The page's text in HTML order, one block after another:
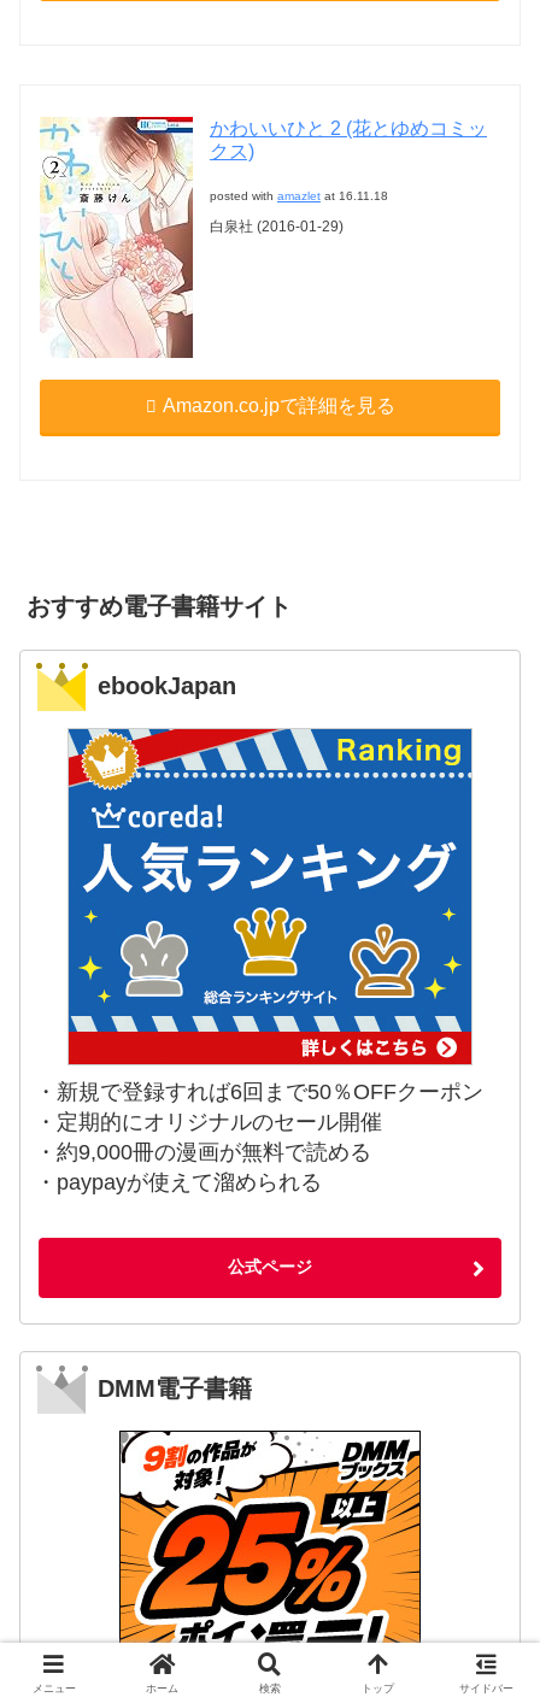
かわいいひと 2 (花とゆめコミッ
クス)
posted with amazlet at 16.11.18
白泉社 (2016-01-29)
Amazon.co.jpで詳細を見る
おすすめ電子書籍サイト
ebookJapan
・新規で登録すれば6回まで50％OFFクーポン
・定期的にオリジナルのセール開催
・約9,000冊の漫画が無料で読める
・paypayが使えて溜められる
公式ページ
DMM電子書籍
メニュー ホーム 検索 トップ サイドバー